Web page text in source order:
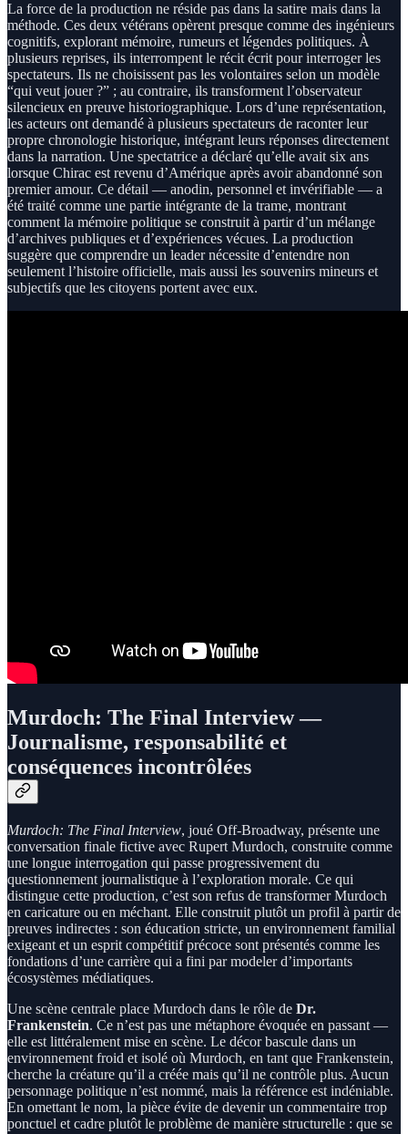
La force de la production ne réside pas dans la satire mais dans la
méthode. Ces deux vétérans opèrent presque comme des ingénieurs
cognitifs, explorant mémoire, rumeurs et légendes politiques. À
plusieurs reprises, ils interrompent le récit écrit pour interroger les
spectateurs. Ils ne choisissent pas les volontaires selon un modèle
“qui veut jouer ?” ; au contraire, ils transforment l’observateur
silencieux en preuve historiographique. Lors d’une représentation,
les acteurs ont demandé à plusieurs spectateurs de raconter leur
propre chronologie historique, intégrant leurs réponses directement
dans la narration. Une spectatrice a déclaré qu’elle avait six ans
lorsque Chirac est revenu d’Amérique après avoir abandonné son
premier amour. Ce détail — anodin, personnel et invérifiable — a
été traité comme une partie intégrante de la trame, montrant
comment la mémoire politique se construit à partir d’un mélange
d’archives publiques et d’expériences vécues. La production
suggère que comprendre un leader nécessite d’entendre non
seulement l’histoire officielle, mais aussi les souvenirs mineurs et
subjectifs que les citoyens portent avec eux.
Murdoch: The Final Interview —
Journalisme, responsabilité et
conséquences incontrôlées
Murdoch: The Final Interview, joué Off-Broadway, présente une
conversation finale fictive avec Rupert Murdoch, construite comme
une longue interrogation qui passe progressivement du
questionnement journalistique à l’exploration morale. Ce qui
distingue cette production, c’est son refus de transformer Murdoch
en caricature ou en méchant. Elle construit plutôt un profil à partir de
preuves indirectes : son éducation stricte, un environnement familial
exigeant et un esprit compétitif précoce sont présentés comme les
fondations d’une carrière qui a fini par modeler d’importants
écosystèmes médiatiques.
Une scène centrale place Murdoch dans le rôle de Dr.
Frankenstein. Ce n’est pas une métaphore évoquée en passant —
elle est littéralement mise en scène. Le décor bascule dans un
environnement froid et isolé où Murdoch, en tant que Frankenstein,
cherche la créature qu’il a créée mais qu’il ne contrôle plus. Aucun
personnage politique n’est nommé, mais la référence est indéniable.
En omettant le nom, la pièce évite de devenir un commentaire trop
ponctuel et cadre plutôt le problème de manière structurelle : que se